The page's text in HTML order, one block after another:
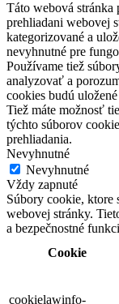
Táto webová stránka
prehliadani webovej
kategorizované a
nevyhnutné pre
Používame tiež
analyzovať a
cookies budú
Tiež máte možnosť
týchto súborov
prehliadania.
Nevyhnutné
Nevyhnutné
Vždy zapnuté
Súbory cookie, ktore
webovej stránky.
a bezpečnostné
Cookie
cookielawinfo-